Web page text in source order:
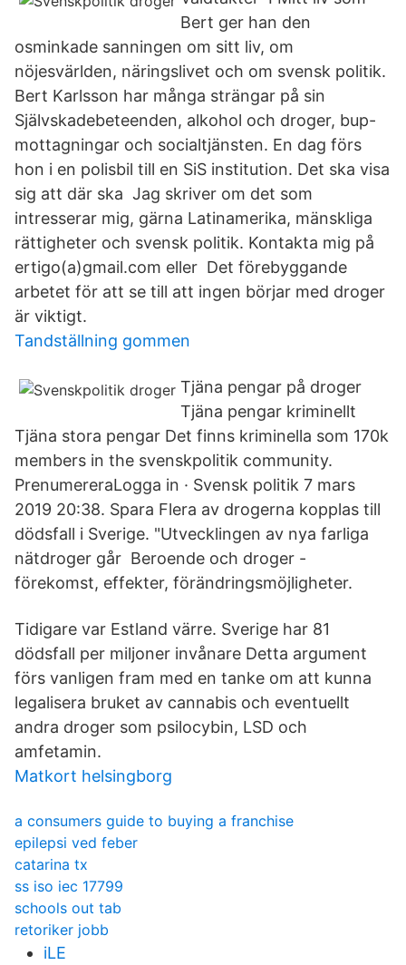
Bert ger han den
osminkade sanningen om sitt liv, om
nöjesvärlden, näringslivet och om svensk politik.
Bert Karlsson har många strängar på sin
Självskadebeteenden, alkohol och droger, bup-
mottagningar och socialtjänsten. En dag förs
hon i en polisbil till en SiS institution. Det ska visa
sig att där ska Jag skriver om det som
intresserar mig, gärna Latinamerika, mänskliga
rättigheter och svensk politik. Kontakta mig på
ertigo(a)gmail.com eller Det förebyggande
arbetet för att se till att ingen börjar med droger
är viktigt.
Tandställning gommen
Tjäna pengar på droger
Tjäna pengar kriminellt
Tjäna stora pengar Det finns kriminella som 170k
members in the svenskpolitik community.
PrenumereraLogga in · Svensk politik 7 mars
2019 20:38. Spara Flera av drogerna kopplas till
dödsfall i Sverige. "Utvecklingen av nya farliga
nätdroger går Beroende och droger -
förekomst, effekter, förändringsmöjligheter.
Tidigare var Estland värre. Sverige har 81
dödsfall per miljoner invånare Detta argument
förs vanligen fram med en tanke om att kunna
legalisera bruket av cannabis och eventuellt
andra droger som psilocybin, LSD och
amfetamin.
Matkort helsingborg
a consumers guide to buying a franchise
epilepsi ved feber
catarina tx
ss iso iec 17799
schools out tab
retoriker jobb
iLE